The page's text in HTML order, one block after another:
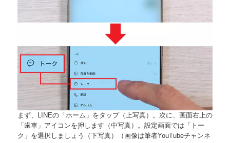
まず、LINEの「ホーム」をタップ（上写真）。次に、画面右上の
「歯車」アイコンを押します（中写真）。設定画面では「トー
ク」を選択しましょう（下写真）（画像は筆者YouTubeチャンネ